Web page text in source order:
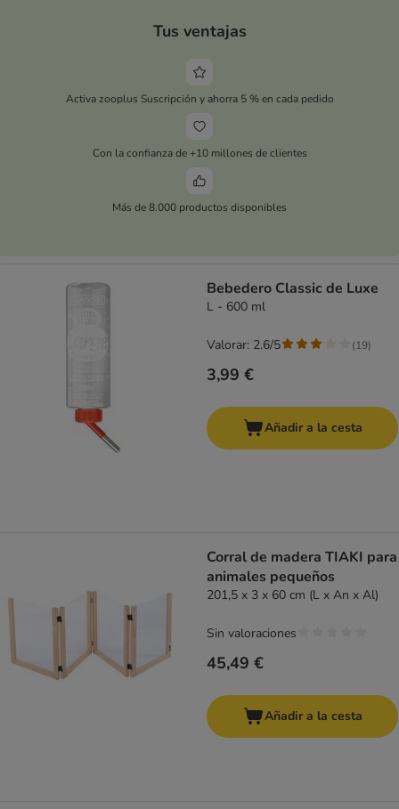
Tus ventajas
Activa zooplus Suscripción y ahorra 5 % en cada pedido
Con la confianza de +10 millones de clientes
Más de 8.000 productos disponibles
Bebedero Classic de Luxe
L - 600 ml
3,99 €
Valorar: 2.6/5 (19)
Añadir a la cesta
Corral de madera TIAKI para
animales pequeños
201,5 x 3 x 60 cm (L x An x Al)
45,49 €
Sin valoraciones
Añadir a la cesta